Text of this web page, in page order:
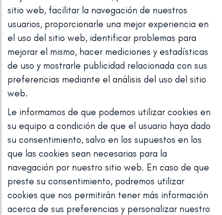
ESTRIAS
sitio web, facilitar la navegación de nuestros
usuarios, proporcionarle una mejor experiencia en
el uso del sitio web, identificar problemas para
mejorar el mismo, hacer mediciones y estadísticas
de uso y mostrarle publicidad relacionada con sus
preferencias mediante el análisis del uso del sitio
web.
Le informamos de que podemos utilizar cookies en
su equipo a condición de que el usuario haya dado
su consentimiento, salvo en los supuestos en los
que las cookies sean necesarias para la
navegación por nuestro sitio web. En caso de que
preste su consentimiento, podremos utilizar
cookies que nos permitirán tener más información
acerca de sus preferencias y personalizar nuestro